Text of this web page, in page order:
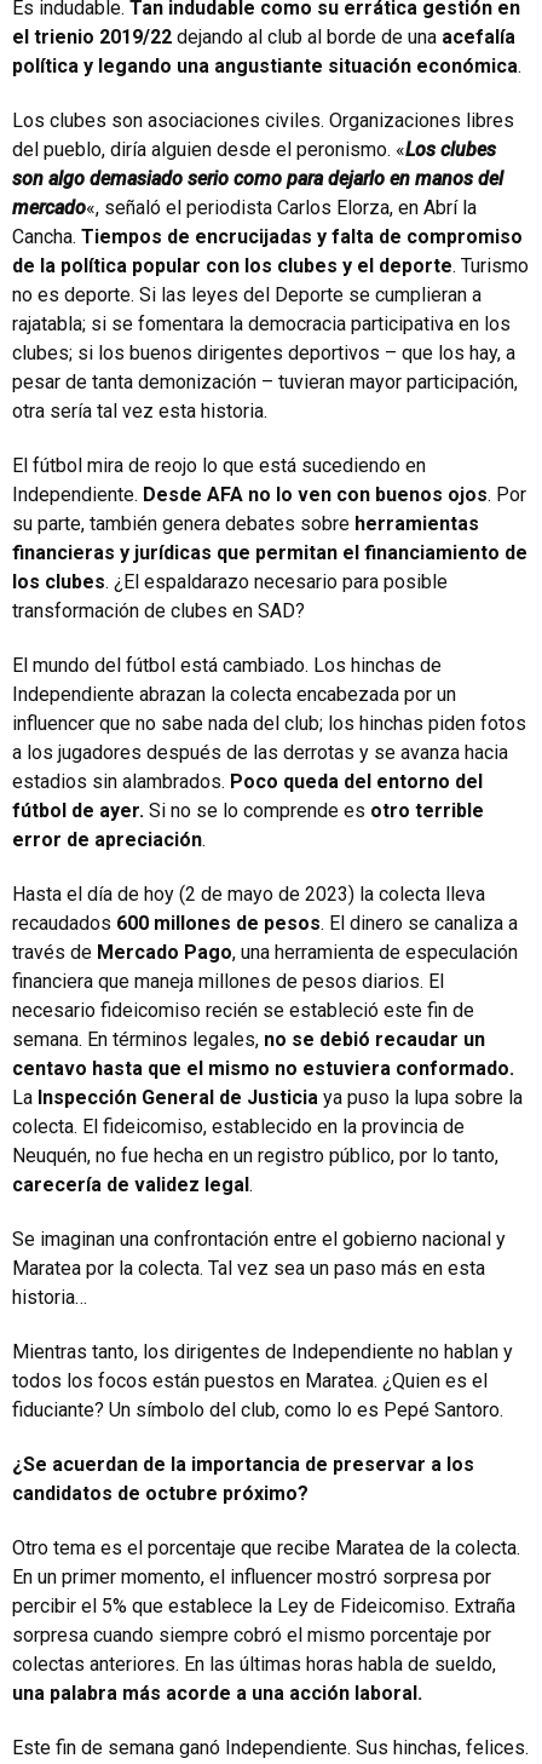
Es indudable. Tan indudable como su errática gestión en
el trienio 2019/22 dejando al club al borde de una acefalía
política y legando una angustiante situación económica.
Los clubes son asociaciones civiles. Organizaciones libres
del pueblo, diría alguien desde el peronismo. «Los clubes
son algo demasiado serio como para dejarlo en manos del
mercado«, señaló el periodista Carlos Elorza, en Abrí la
Cancha. Tiempos de encrucijadas y falta de compromiso
de la política popular con los clubes y el deporte. Turismo
no es deporte. Si las leyes del Deporte se cumplieran a
rajatabla; si se fomentara la democracia participativa en los
clubes; si los buenos dirigentes deportivos – que los hay, a
pesar de tanta demonización – tuvieran mayor participación,
otra sería tal vez esta historia.
El fútbol mira de reojo lo que está sucediendo en
Independiente. Desde AFA no lo ven con buenos ojos. Por
su parte, también genera debates sobre herramientas
financieras y jurídicas que permitan el financiamiento de
los clubes. ¿El espaldarazo necesario para posible
transformación de clubes en SAD?
El mundo del fútbol está cambiado. Los hinchas de
Independiente abrazan la colecta encabezada por un
influencer que no sabe nada del club; los hinchas piden fotos
a los jugadores después de las derrotas y se avanza hacia
estadios sin alambrados. Poco queda del entorno del
fútbol de ayer. Si no se lo comprende es otro terrible
error de apreciación.
Hasta el día de hoy (2 de mayo de 2023) la colecta lleva
recaudados 600 millones de pesos. El dinero se canaliza a
través de Mercado Pago, una herramienta de especulación
financiera que maneja millones de pesos diarios. El
necesario fideicomiso recién se estableció este fin de
semana. En términos legales, no se debió recaudar un
centavo hasta que el mismo no estuviera conformado.
La Inspección General de Justicia ya puso la lupa sobre la
colecta. El fideicomiso, establecido en la provincia de
Neuquén, no fue hecha en un registro público, por lo tanto,
carecería de validez legal.
Se imaginan una confrontación entre el gobierno nacional y
Maratea por la colecta. Tal vez sea un paso más en esta
historia…
Mientras tanto, los dirigentes de Independiente no hablan y
todos los focos están puestos en Maratea. ¿Quien es el
fiduciante? Un símbolo del club, como lo es Pepé Santoro.
¿Se acuerdan de la importancia de preservar a los
candidatos de octubre próximo?
Otro tema es el porcentaje que recibe Maratea de la colecta.
En un primer momento, el influencer mostró sorpresa por
percibir el 5% que establece la Ley de Fideicomiso. Extraña
sorpresa cuando siempre cobró el mismo porcentaje por
colectas anteriores. En las últimas horas habla de sueldo,
una palabra más acorde a una acción laboral.
Este fin de semana ganó Independiente. Sus hinchas, felices.